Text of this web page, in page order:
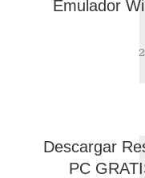
Emulador
Descargar
PC